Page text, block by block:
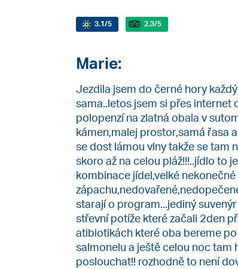
3.1/5 2.3/5
Marie:
Jezdila jsem do černé hory
sama..letos jsem si přes
polopenzí na zlatná obala v
kámen,malej prostor,samá řasa
se dost lámou vlny takže se tam
skoro až na celou pláž!!!..jídlo to
kombinace jídel,velké
starají o program...jediný
střevní potíže které začali 2den
atibiotikách které oba bereme
salmonelu a ještě celou noc tam
poslouchat!! rozhodně to není